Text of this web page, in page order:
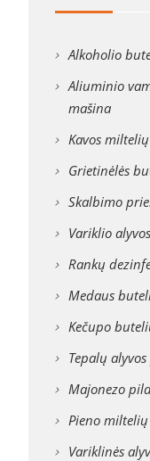
Alkoholio
Aliuminio
mašina
Kavos
Grietinėlės
Skalbimo
Variklio
Rankų
Medaus
Kečupo
Tepalų
Majonezo
Pieno
Variklinės